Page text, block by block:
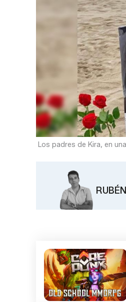
Los padres de Kira, en